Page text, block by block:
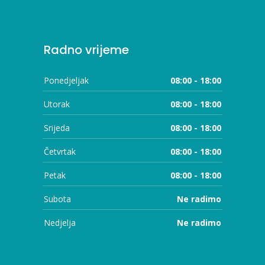
Radno vrijeme
Ponedjeljak 08:00 - 18:00
Utorak 08:00 - 18:00
Srijeda 08:00 - 18:00
Četvrtak 08:00 - 18:00
Petak 08:00 - 18:00
Subota Ne radimo
Nedjelja Ne radimo